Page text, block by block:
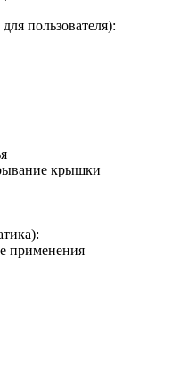
пользователя):
крышки
применения